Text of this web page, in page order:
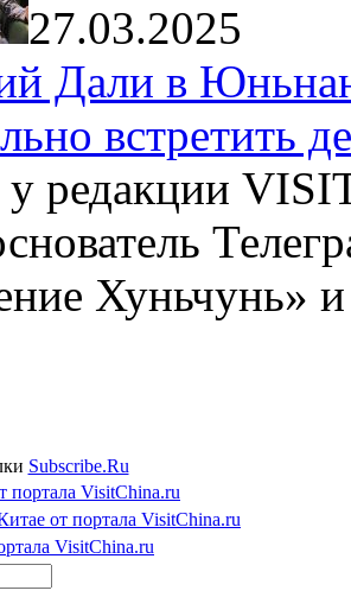
27.03.2025
Дали в
встретить
у редакции
Хуньчунь»
Subscribe.Ru
портала VisitChina.ru
от портала VisitChina.ru
VisitChina.ru